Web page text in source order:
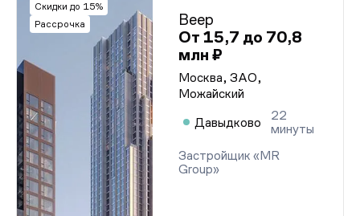
Скидки до 15%
Рассрочка
Веер
От 15,7 до 70,8
млн ₽
Москва, ЗАО,
Можайский
Давыдково
22
минуты
Застройщик «MR
Group»